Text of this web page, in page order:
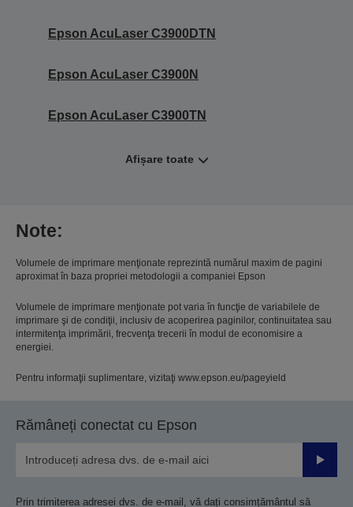
Epson AcuLaser C3900DTN
Epson AcuLaser C3900N
Epson AcuLaser C3900TN
Afișare toate
Note:
Volumele de imprimare menţionate reprezintă numărul maxim de pagini
aproximat în baza propriei metodologii a companiei Epson
Volumele de imprimare menţionate pot varia în funcţie de variabilele de
imprimare şi de condiţii, inclusiv de acoperirea paginilor, continuitatea sau
intermitenţa imprimării, frecvenţa trecerii în modul de economisire a
energiei.
Pentru informaţii suplimentare, vizitaţi www.epson.eu/pageyield
Rămâneți conectat cu Epson
Prin trimiterea adresei dvs. de e-mail, vă dați consimțământul să